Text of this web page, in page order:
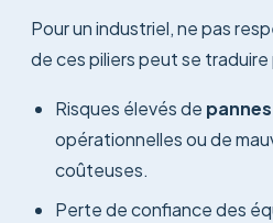
Pour un industriel, ne pas
de ces piliers peut se traduire
Risques élevés de pannes
opérationnelles ou de
coûteuses.
Perte de confiance des